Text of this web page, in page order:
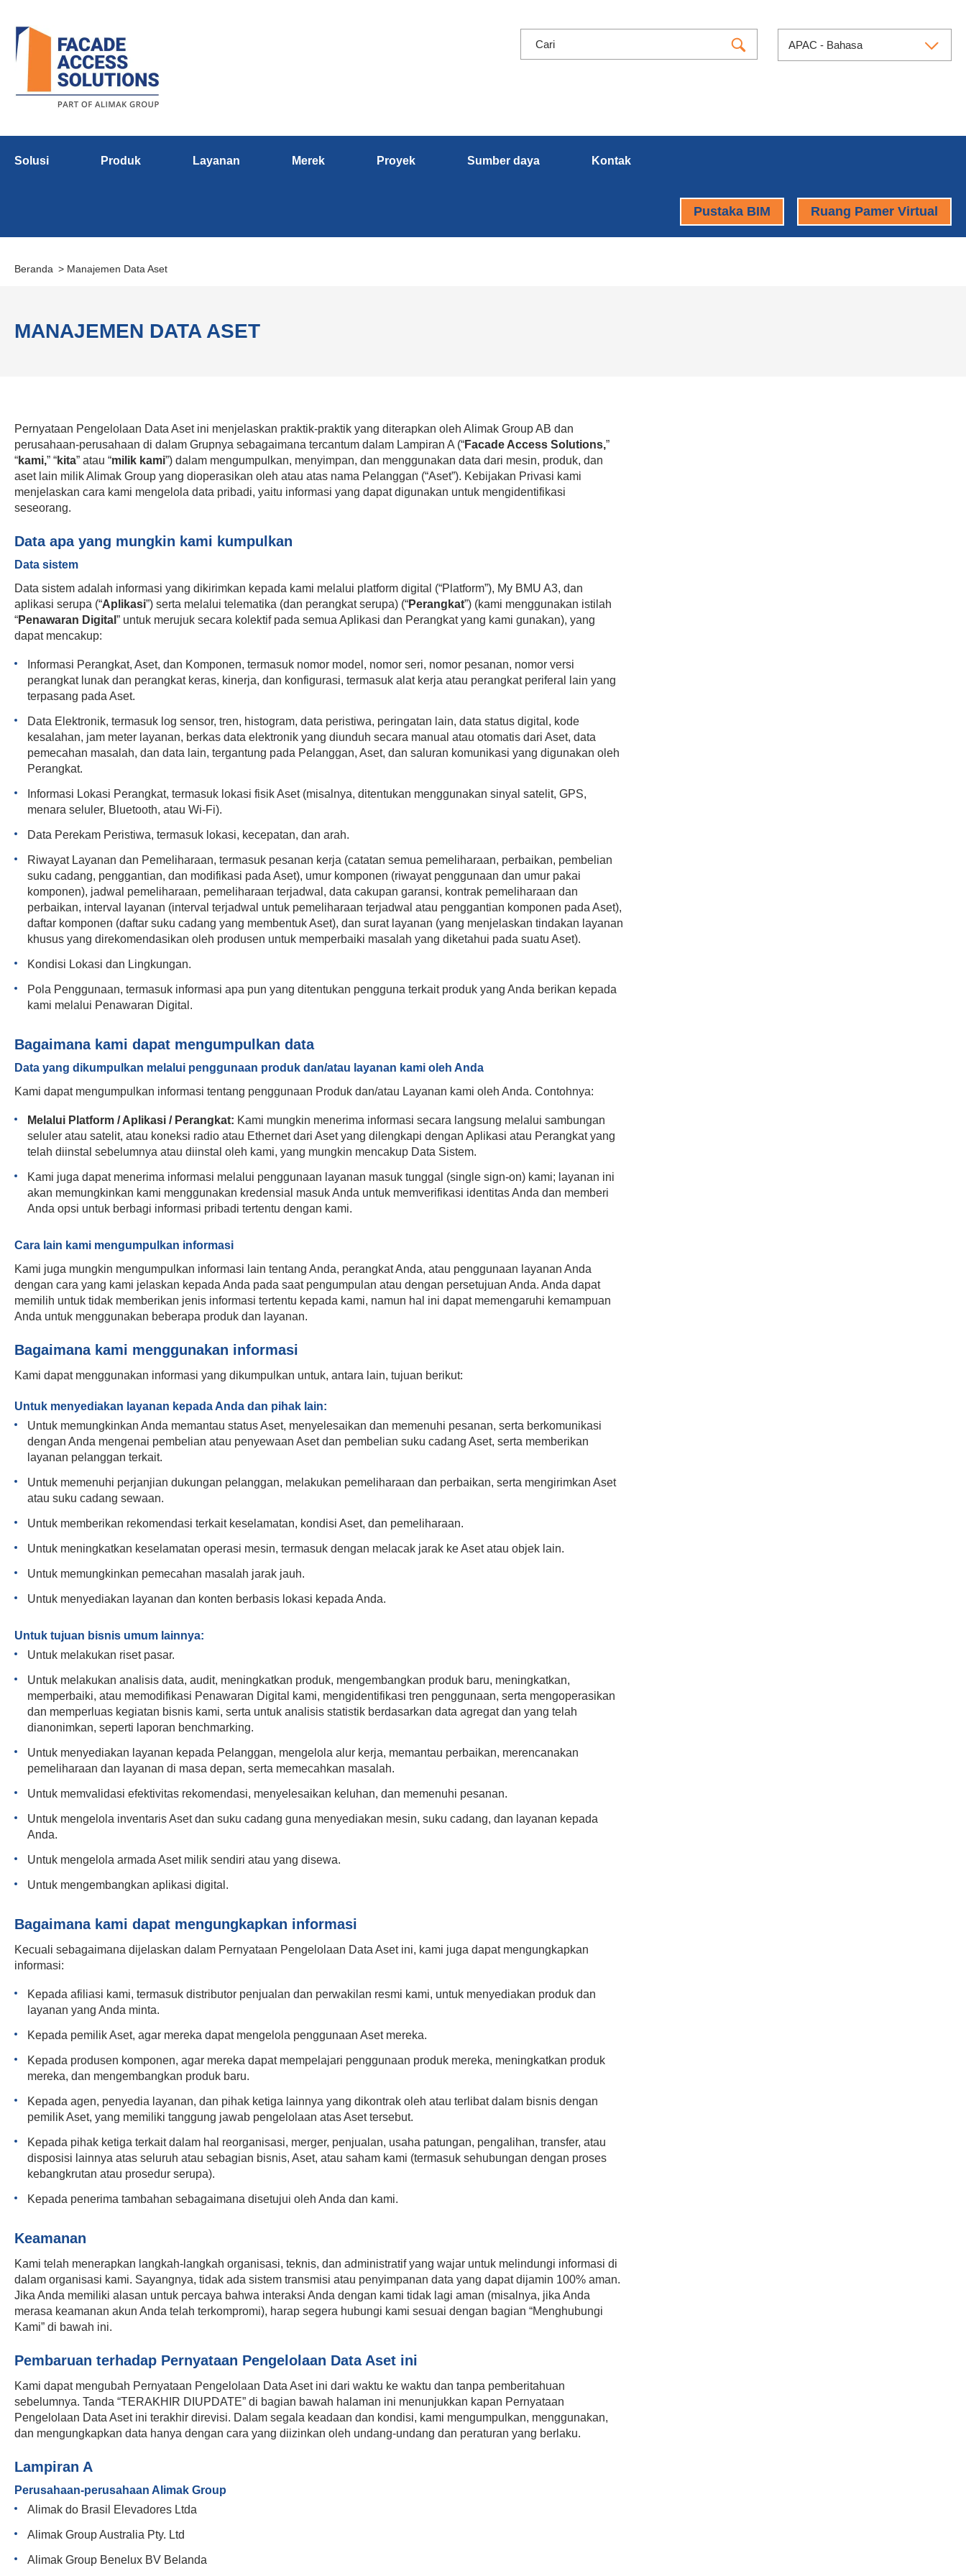
APAC - Bahasa
Solusi Produk Layanan Merek Proyek Sumber daya Kontak
Pustaka BIM Ruang Pamer Virtual
Beranda Manajemen Data Aset
MANAJEMEN DATA ASET
Pernyataan Pengelolaan Data Aset ini menjelaskan praktik-praktik yang diterapkan oleh Alimak Group AB dan
perusahaan-perusahaan di dalam Grupnya sebagaimana tercantum dalam Lampiran A (“Facade Access Solutions,”
“kami,” “kita” atau “milik kami”) dalam mengumpulkan, menyimpan, dan menggunakan data dari mesin, produk, dan
aset lain milik Alimak Group yang dioperasikan oleh atau atas nama Pelanggan (“Aset”). Kebijakan Privasi kami
menjelaskan cara kami mengelola data pribadi, yaitu informasi yang dapat digunakan untuk mengidentifikasi
seseorang.
Data apa yang mungkin kami kumpulkan
Data sistem
Data sistem adalah informasi yang dikirimkan kepada kami melalui platform digital (“Platform”), My BMU A3, dan
aplikasi serupa (“Aplikasi”) serta melalui telematika (dan perangkat serupa) (“Perangkat”) (kami menggunakan istilah
“Penawaran Digital ” untuk merujuk secara kolektif pada semua Aplikasi dan Perangkat yang kami gunakan), yang
dapat mencakup:
Informasi Perangkat, Aset, dan Komponen, termasuk nomor model, nomor seri, nomor pesanan, nomor versi
perangkat lunak dan perangkat keras, kinerja, dan konfigurasi, termasuk alat kerja atau perangkat periferal lain yang
terpasang pada Aset.
Data Elektronik, termasuk log sensor, tren, histogram, data peristiwa, peringatan lain, data status digital, kode
kesalahan, jam meter layanan, berkas data elektronik yang diunduh secara manual atau otomatis dari Aset, data
pemecahan masalah, dan data lain, tergantung pada Pelanggan, Aset, dan saluran komunikasi yang digunakan oleh
Perangkat.
Informasi Lokasi Perangkat, termasuk lokasi fisik Aset (misalnya, ditentukan menggunakan sinyal satelit, GPS,
menara seluler, Bluetooth, atau Wi-Fi).
Data Perekam Peristiwa, termasuk lokasi, kecepatan, dan arah.
Riwayat Layanan dan Pemeliharaan, termasuk pesanan kerja (catatan semua pemeliharaan, perbaikan, pembelian
suku cadang, penggantian, dan modifikasi pada Aset), umur komponen (riwayat penggunaan dan umur pakai
komponen), jadwal pemeliharaan, pemeliharaan terjadwal, data cakupan garansi, kontrak pemeliharaan dan
perbaikan, interval layanan (interval terjadwal untuk pemeliharaan terjadwal atau penggantian komponen pada Aset),
daftar komponen (daftar suku cadang yang membentuk Aset), dan surat layanan (yang menjelaskan tindakan layanan
khusus yang direkomendasikan oleh produsen untuk memperbaiki masalah yang diketahui pada suatu Aset).
Kondisi Lokasi dan Lingkungan.
Pola Penggunaan, termasuk informasi apa pun yang ditentukan pengguna terkait produk yang Anda berikan kepada
kami melalui Penawaran Digital.
Bagaimana kami dapat mengumpulkan data
Data yang dikumpulkan melalui penggunaan produk dan/atau layanan kami oleh Anda
Kami dapat mengumpulkan informasi tentang penggunaan Produk dan/atau Layanan kami oleh Anda. Contohnya:
Melalui Platform / Aplikasi / Perangkat: Kami mungkin menerima informasi secara langsung melalui sambungan
seluler atau satelit, atau koneksi radio atau Ethernet dari Aset yang dilengkapi dengan Aplikasi atau Perangkat yang
telah diinstal sebelumnya atau diinstal oleh kami, yang mungkin mencakup Data Sistem.
Kami juga dapat menerima informasi melalui penggunaan layanan masuk tunggal (single sign-on) kami; layanan ini
akan memungkinkan kami menggunakan kredensial masuk Anda untuk memverifikasi identitas Anda dan memberi
Anda opsi untuk berbagi informasi pribadi tertentu dengan kami.
Cara lain kami mengumpulkan informasi
Kami juga mungkin mengumpulkan informasi lain tentang Anda, perangkat Anda, atau penggunaan layanan Anda
dengan cara yang kami jelaskan kepada Anda pada saat pengumpulan atau dengan persetujuan Anda. Anda dapat
memilih untuk tidak memberikan jenis informasi tertentu kepada kami, namun hal ini dapat memengaruhi kemampuan
Anda untuk menggunakan beberapa produk dan layanan.
Bagaimana kami menggunakan informasi
Kami dapat menggunakan informasi yang dikumpulkan untuk, antara lain, tujuan berikut:
Untuk menyediakan layanan kepada Anda dan pihak lain:
Untuk memungkinkan Anda memantau status Aset, menyelesaikan dan memenuhi pesanan, serta berkomunikasi
dengan Anda mengenai pembelian atau penyewaan Aset dan pembelian suku cadang Aset, serta memberikan
layanan pelanggan terkait.
Untuk memenuhi perjanjian dukungan pelanggan, melakukan pemeliharaan dan perbaikan, serta mengirimkan Aset
atau suku cadang sewaan.
Untuk memberikan rekomendasi terkait keselamatan, kondisi Aset, dan pemeliharaan.
Untuk meningkatkan keselamatan operasi mesin, termasuk dengan melacak jarak ke Aset atau objek lain.
Untuk memungkinkan pemecahan masalah jarak jauh.
Untuk menyediakan layanan dan konten berbasis lokasi kepada Anda.
Untuk tujuan bisnis umum lainnya:
Untuk melakukan riset pasar.
Untuk melakukan analisis data, audit, meningkatkan produk, mengembangkan produk baru, meningkatkan,
memperbaiki, atau memodifikasi Penawaran Digital kami, mengidentifikasi tren penggunaan, serta mengoperasikan
dan memperluas kegiatan bisnis kami, serta untuk analisis statistik berdasarkan data agregat dan yang telah
dianonimkan, seperti laporan benchmarking.
Untuk menyediakan layanan kepada Pelanggan, mengelola alur kerja, memantau perbaikan, merencanakan
pemeliharaan dan layanan di masa depan, serta memecahkan masalah.
Untuk memvalidasi efektivitas rekomendasi, menyelesaikan keluhan, dan memenuhi pesanan.
Untuk mengelola inventaris Aset dan suku cadang guna menyediakan mesin, suku cadang, dan layanan kepada
Anda.
Untuk mengelola armada Aset milik sendiri atau yang disewa.
Untuk mengembangkan aplikasi digital.
Bagaimana kami dapat mengungkapkan informasi
Kecuali sebagaimana dijelaskan dalam Pernyataan Pengelolaan Data Aset ini, kami juga dapat mengungkapkan
informasi:
Kepada afiliasi kami, termasuk distributor penjualan dan perwakilan resmi kami, untuk menyediakan produk dan
layanan yang Anda minta.
Kepada pemilik Aset, agar mereka dapat mengelola penggunaan Aset mereka.
Kepada produsen komponen, agar mereka dapat mempelajari penggunaan produk mereka, meningkatkan produk
mereka, dan mengembangkan produk baru.
Kepada agen, penyedia layanan, dan pihak ketiga lainnya yang dikontrak oleh atau terlibat dalam bisnis dengan
pemilik Aset, yang memiliki tanggung jawab pengelolaan atas Aset tersebut.
Kepada pihak ketiga terkait dalam hal reorganisasi, merger, penjualan, usaha patungan, pengalihan, transfer, atau
disposisi lainnya atas seluruh atau sebagian bisnis, Aset, atau saham kami (termasuk sehubungan dengan proses
kebangkrutan atau prosedur serupa).
Kepada penerima tambahan sebagaimana disetujui oleh Anda dan kami.
Keamanan
Kami telah menerapkan langkah-langkah organisasi, teknis, dan administratif yang wajar untuk melindungi informasi di
dalam organisasi kami. Sayangnya, tidak ada sistem transmisi atau penyimpanan data yang dapat dijamin 100% aman.
Jika Anda memiliki alasan untuk percaya bahwa interaksi Anda dengan kami tidak lagi aman (misalnya, jika Anda
merasa keamanan akun Anda telah terkompromi), harap segera hubungi kami sesuai dengan bagian “Menghubungi
Kami” di bawah ini.
Pembaruan terhadap Pernyataan Pengelolaan Data Aset ini
Kami dapat mengubah Pernyataan Pengelolaan Data Aset ini dari waktu ke waktu dan tanpa pemberitahuan
sebelumnya. Tanda “TERAKHIR DIUPDATE” di bagian bawah halaman ini menunjukkan kapan Pernyataan
Pengelolaan Data Aset ini terakhir direvisi. Dalam segala keadaan dan kondisi, kami mengumpulkan, menggunakan,
dan mengungkapkan data hanya dengan cara yang diizinkan oleh undang-undang dan peraturan yang berlaku.
Lampiran A
Perusahaan-perusahaan Alimak Group
Alimak do Brasil Elevadores Ltda
Alimak Group Australia Pty. Ltd
Alimak Group Benelux BV Belanda